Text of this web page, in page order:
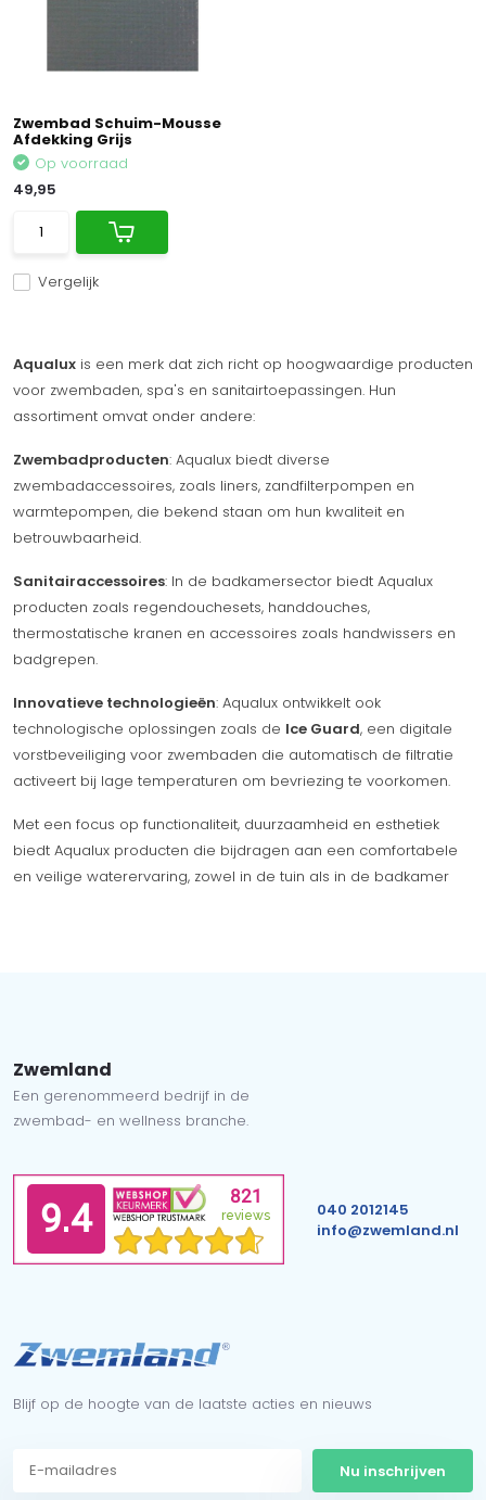
Zwembad Schuim-Mousse
Afdekking Grijs
Vergelijk
Op voorraad
49,95
Aqualux is een merk dat zich richt op hoogwaardige producten
voor zwembaden, spa's en sanitairtoepassingen. Hun
assortiment omvat onder andere:
Zwembadproducten: Aqualux biedt diverse
zwembadaccessoires, zoals liners, zandfilterpompen en
warmtepompen, die bekend staan om hun kwaliteit en
betrouwbaarheid.
Sanitairaccessoires: In de badkamersector biedt Aqualux
producten zoals regendouchesets, handdouches,
thermostatische kranen en accessoires zoals handwissers en
badgrepen.
Innovatieve technologieën: Aqualux ontwikkelt ook
technologische oplossingen zoals de Ice Guard, een digitale
vorstbeveiliging voor zwembaden die automatisch de filtratie
activeert bij lage temperaturen om bevriezing te voorkomen.
Met een focus op functionaliteit, duurzaamheid en esthetiek
biedt Aqualux producten die bijdragen aan een comfortabele
en veilige waterervaring, zowel in de tuin als in de badkamer
Zwemland
Een gerenommeerd bedrijf in de
zwembad- en wellness branche.
040 2012145
info@zwemland.nl
Blijf op de hoogte van de laatste acties en nieuws
Nu inschrijven